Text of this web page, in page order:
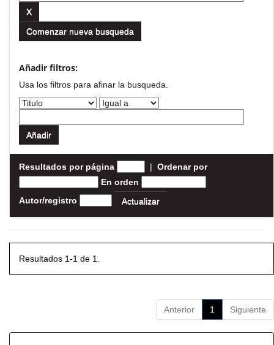
Comenzar nueva busqueda
Añadir filtros:
Usa los filtros para afinar la busqueda.
Resultados por página | Ordenar por
En orden
Autor/registro
Resultados 1-1 de 1.
Anterior 1 Siguiente